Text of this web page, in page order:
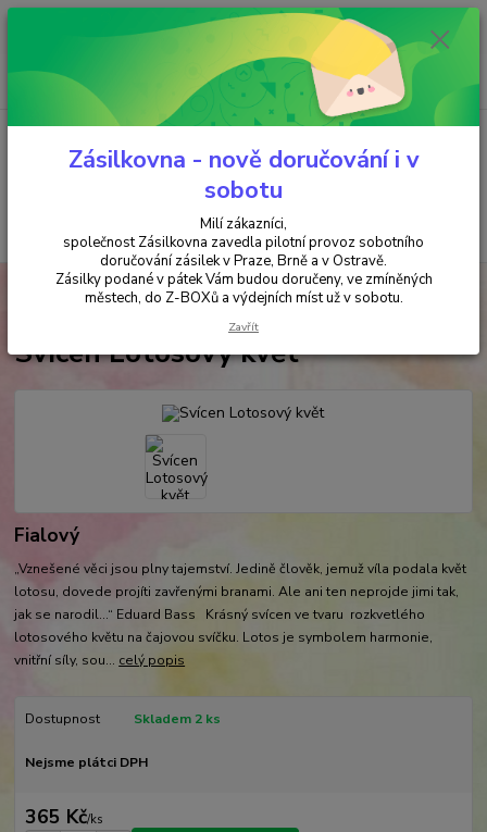
Minimální hodnota objednávky je 200 kč. Při nákupu nad 2000,- Kč je
požadována platba předem na účet.
Menu
+420 737 737 037
(Po-Pá, 9-18 hod.)
za
SVÍČKY & SVÍCNY & SOLNÉ LAMPY SVÍCNY
Svícen Lotosový
Svícen Lotosový květ
Fialový
„Vznešené věci jsou plny tajemství. Jedině člověk, jemuž víla podala květ
lotosu, dovede projíti zavřenými branami. Ale ani ten neprojde jimi tak,
jak se narodil…“ Eduard Bass Krásný svícen ve tvaru rozkvetlého
lotosového květu na čajovou svíčku. Lotos je symbolem harmonie,
vnitřní síly, sou... celý popis
Dostupnost Skladem 2 ks
Nejsme plátci DPH
365 Kč/ks
Zásilkovna - nově doručování i v
sobotu
Milí zákazníci,
společnost Zásilkovna zavedla pilotní provoz sobotního
doručování zásilek v Praze, Brně a v Ostravě.
Zásilky podané v pátek Vám budou doručeny, ve zmíněných
městech, do Z-BOXů a výdejních míst už v sobotu.
Zavřít